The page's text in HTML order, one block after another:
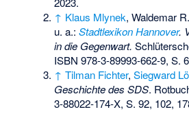
↑ Klaus Mlynek, Waldemar
u. a.:Stadtlexikon Hannover.
in die Gegenwart.
ISBN 978-3-89993-662-9, S.
↑ Tilman Fichter,Siegward
Geschichte des SDS.
3-88022-174-X, S. 92, 102,